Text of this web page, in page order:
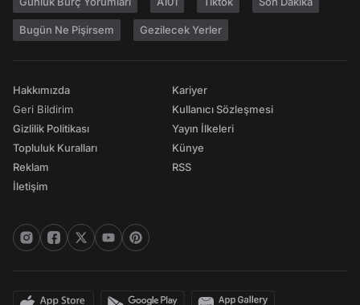
Bugün Ne Pişirsem Gezilecek Yerler
Hakkımızda
Geri Bildirim
Gizlilik Politikası
Topluluk Kuralları
Reklam
İletişim
Kariyer
Kullanıcı Sözleşmesi
Yayın İlkeleri
Künye
RSS